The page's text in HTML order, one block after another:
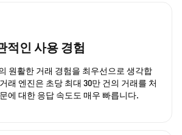
적인 사용 경험
원활한 거래 경험을 최우선으로 생각합
래 엔진은 초당 최대 30만 건의 거래를 처
에 대한 응답 속도도 매우 빠릅니다.